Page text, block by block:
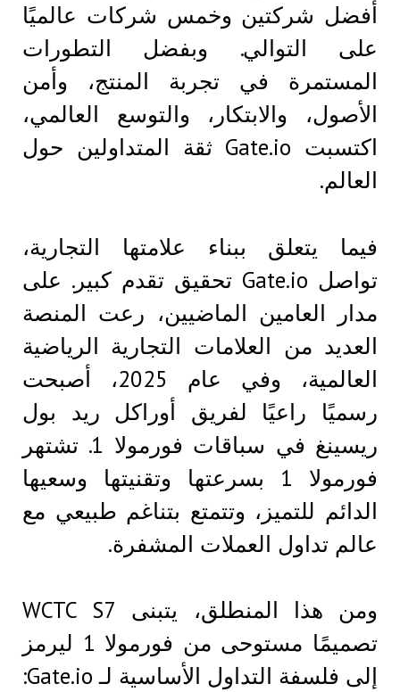
أفضل شركتين وخمس شركات عالميًا
على التوالي. وبفضل التطورات
المستمرة في تجربة المنتج، وأمن
الأصول، والابتكار، والتوسع العالمي،
اكتسبت Gate.io ثقة المتداولين حول
العالم.
فيما يتعلق ببناء علامتها التجارية،
تواصل Gate.io تحقيق تقدم كبير. على
مدار العامين الماضيين، رعت المنصة
العديد من العلامات التجارية الرياضية
العالمية، وفي عام 2025، أصبحت
رسميًا راعيًا لفريق أوراكل ريد بول
ريسينغ في سباقات فورمولا 1. تشتهر
فورمولا 1 بسرعتها وتقنيتها وسعيها
الدائم للتميز، وتتمتع بتناغم طبيعي مع
عالم تداول العملات المشفرة.
ومن هذا المنطلق، يتبنى WCTC S7
تصميمًا مستوحى من فورمولا 1 ليرمز
إلى فلسفة التداول الأساسية لـ Gate.io: